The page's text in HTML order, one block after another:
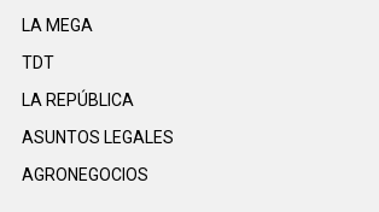
LA MEGA
TDT
LA REPÚBLICA
ASUNTOS LEGALES
AGRONEGOCIOS